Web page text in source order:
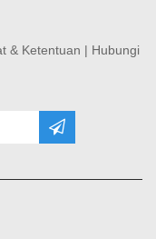
& Ketentuan | Hubungi